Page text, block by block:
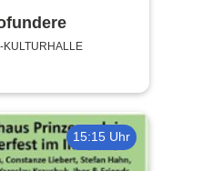
15:15 Uhr